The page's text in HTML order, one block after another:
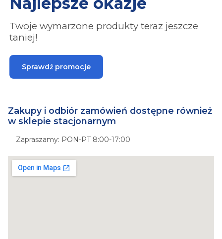
Twoje wymarzone produkty teraz jeszcze
taniej!
Sprawdź promocje
Zakupy i odbiór zamówień dostępne również
w sklepie stacjonarnym
Zapraszamy: PON-PT 8:00-17:00